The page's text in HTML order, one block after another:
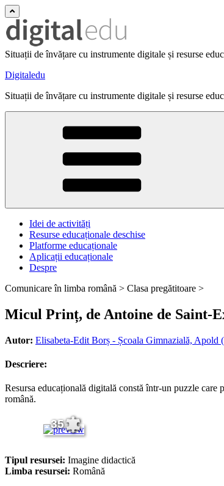
Situații de învățare cu instrumente digitale și resurse
Digitaledu
Situații de învățare cu instrumente digitale și resurse
Idei de activități
Resurse educaționale deschise
Platforme educaționale
Aplicații educaționale
Despre
Comunicare în limba română > Clasa pregătitoare >
Micul Prinț, de Antoine de Saint-
Autor: Elisabeta-Edit Borș - Școala Gimnazială, Apold
Descriere:
Resursa educațională digitală constă într-un puzzle
română.
35
Tipul resursei: Imagine didactică
Limba resursei: Română